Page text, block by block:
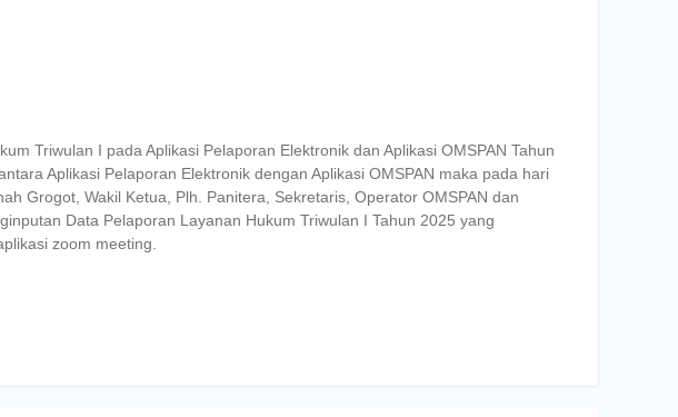
Triwulan I pada Aplikasi Pelaporan Elektronik dan Aplikasi OMSPAN Tahun
Aplikasi Pelaporan Elektronik dengan Aplikasi OMSPAN maka pada hari
Grogot, Wakil Ketua, Plh. Panitera, Sekretaris, Operator OMSPAN dan
Data Pelaporan Layanan Hukum Triwulan I Tahun 2025 yang
zoom meeting.